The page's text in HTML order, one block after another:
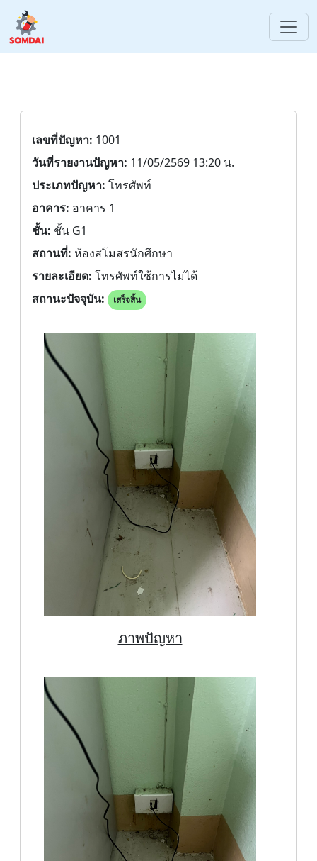
เลขที่ปัญหา: 1001
วันที่รายงานปัญหา: 11/05/2569 13:20 น.
ประเภทปัญหา: โทรศัพท์
อาคาร: อาคาร 1
ชั้น: ชั้น G1
สถานที่: ห้องสโมสรนักศึกษา
รายละเอียด: โทรศัพท์ใช้การไม่ได้
สถานะปัจจุบัน:
เสร็จสิ้น
ภาพปัญหา